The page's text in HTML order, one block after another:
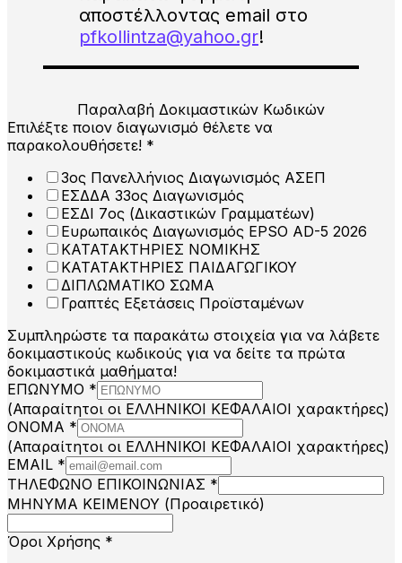
αποστέλλοντας email στο
pfkollintza@yahoo.gr!
Παραλαβή Δοκιμαστικών Κωδικών
Επιλέξτε ποιον διαγωνισμό θέλετε να
παρακολουθήσετε! *
3ος Πανελλήνιος Διαγωνισμός ΑΣΕΠ
ΕΣΔΔΑ 33ος Διαγωνισμός
ΕΣΔΙ 7ος (Δικαστικών Γραμματέων)
Ευρωπαικός Διαγωνισμός EPSO AD-5 2026
ΚΑΤΑΤΑΚΤΗΡΙΕΣ ΝΟΜΙΚΗΣ
ΚΑΤΑΤΑΚΤΗΡΙΕΣ ΠΑΙΔΑΓΩΓΙΚΟΥ
ΔΙΠΛΩΜΑΤΙΚΟ ΣΩΜΑ
Γραπτές Εξετάσεις Προϊσταμένων
Συμπληρώστε τα παρακάτω στοιχεία για να λάβετε
δοκιμαστικούς κωδικούς για να δείτε τα πρώτα
δοκιμαστικά μαθήματα!
ΕΠΩΝΥΜΟ *
(Απαραίτητοι οι ΕΛΛΗΝΙΚΟΙ ΚΕΦΑΛΑΙΟΙ χαρακτήρες)
ΟΝΟΜΑ *
(Απαραίτητοι οι ΕΛΛΗΝΙΚΟΙ ΚΕΦΑΛΑΙΟΙ χαρακτήρες)
EMAIL *
ΤΗΛΕΦΩΝΟ ΕΠΙΚΟΙΝΩΝΙΑΣ *
ΜΗΝΥΜΑ ΚΕΙΜΕΝΟΥ (Προαιρετικό)
ΚΕΙΜΕΝΟΥ
Όροι Χρήσης *